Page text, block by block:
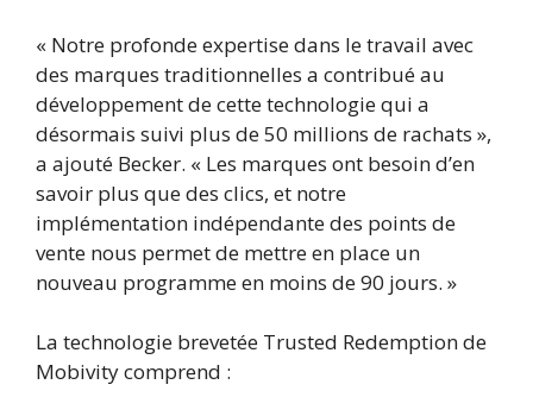
« Notre profonde expertise dans le travail avec
des marques traditionnelles a contribué au
développement de cette technologie qui a
désormais suivi plus de 50 millions de rachats »,
a ajouté Becker. « Les marques ont besoin d’en
savoir plus que des clics, et notre
implémentation indépendante des points de
vente nous permet de mettre en place un
nouveau programme en moins de 90 jours. »
La technologie brevetée Trusted Redemption de
Mobivity comprend :